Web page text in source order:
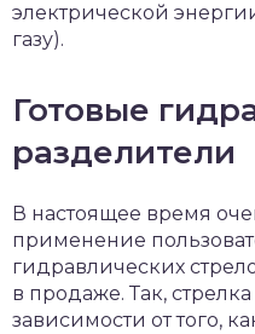
электрической
газу).
Готовые
разделители
В настоящее время
применение
гидравлических
в продаже. Так,
зависимости от того,